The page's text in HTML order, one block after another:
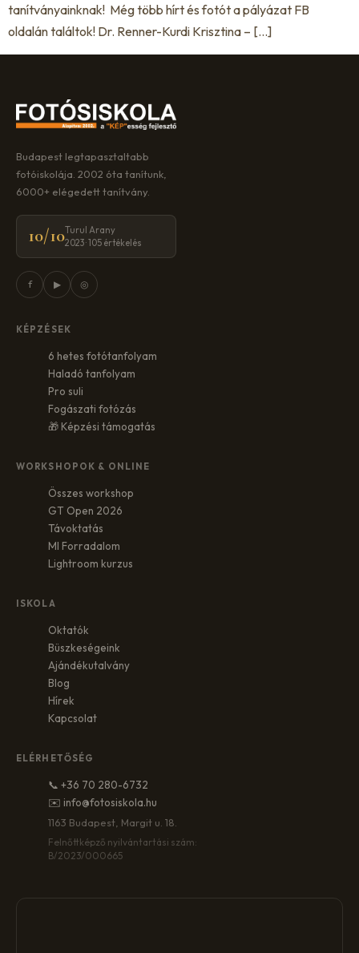
tanítványainknak! Még több hírt és fotót a pályázat FB
oldalán találtok! Dr. Renner-Kurdi Krisztina – […]
Budapest legtapasztaltabb
fotóiskolája. 2002 óta tanítunk,
6000+ elégedett tanítvány.
10/10Turul Arany
2023 · 105 értékelés
f ▶ ◎
KÉPZÉSEK
6 hetes fotótanfolyam
Haladó tanfolyam
Pro suli
Fogászati fotózás
🎁 Képzési támogatás
WORKSHOPOK & ONLINE
Összes workshop
GT Open 2026
Távoktatás
MI Forradalom
Lightroom kurzus
ISKOLA
Oktatók
Büszkeségeink
Ajándékutalvány
Blog
Hírek
Kapcsolat
ELÉRHETŐSÉG
📞 +36 70 280-6732
✉️ info@fotosiskola.hu
1163 Budapest, Margit u. 18.
Felnőttképző nyilvántartási szám:
B/2023/000665